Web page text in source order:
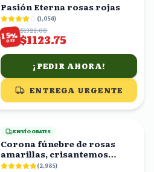
Pasión Eterna rosas rojas
(1,056)
15%
OFF
$1322.06
$1123.75
¡PEDIR AHORA!
ENTREGA URGENTE
ENVÍO GRATIS
Corona fúnebre de rosas
amarillas, crisantemos
blancos y follaje
(2,985)